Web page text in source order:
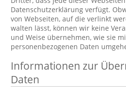
Datenschutzerklärung verfügt.
von Webseiten, auf die verlinkt
walten lässt, können wir keine
und Weise übernehmen, wie sie
personenbezogenen Daten
Informationen zur
Daten